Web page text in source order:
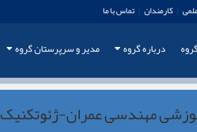
| کارمندان | تماس با ما
درباره گروه مدیر و سرپرستان گروه
مهندسی عمران-ژئوتکنیک